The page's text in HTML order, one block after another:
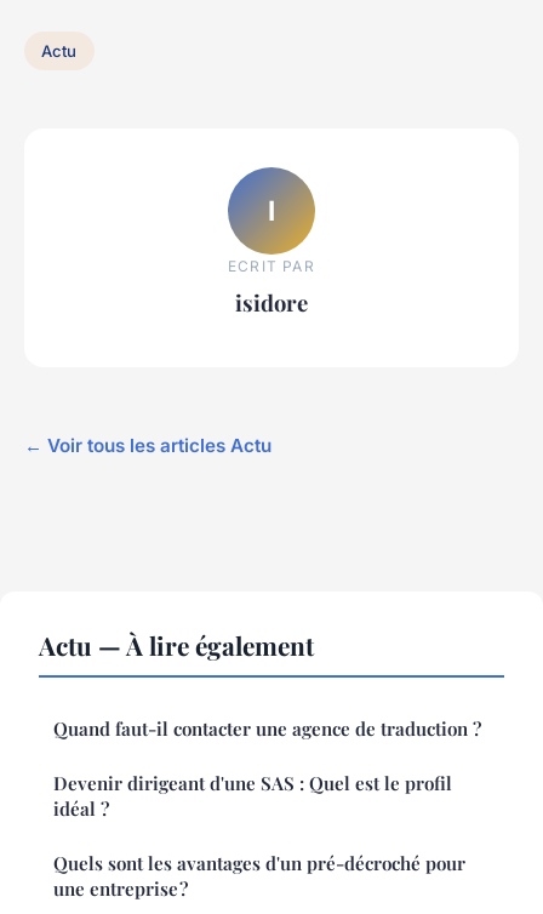
Actu
I
ECRIT PAR
isidore
← Voir tous les articles Actu
Actu — À lire également
Quand faut-il contacter une agence de traduction ?
Devenir dirigeant d'une SAS : Quel est le profil
idéal ?
Quels sont les avantages d'un pré-décroché pour
une entreprise ?